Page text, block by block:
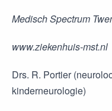
Medisch Spectrum
www.ziekenhuis-mst.nl
Drs. R. Portier
kinderneurologie)